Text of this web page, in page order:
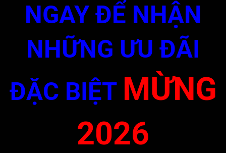
NGAY ĐỂ NHẬN
NHỮNG ƯU ĐÃI
ĐẶC BIỆT MỪNG
2026